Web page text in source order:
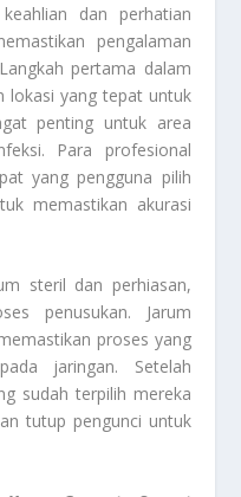
dan perhatian
pengalaman
pertama dalam
lokasi yang tepat untuk
penting untuk area
Para profesional
yang pengguna pilih
memastikan akurasi
steril dan perhiasan,
penusukan. Jarum
proses yang
jaringan. Setelah
sudah terpilih mereka
tutup pengunci untuk